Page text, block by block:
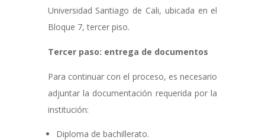
Universidad Santiago de Cali, ubicada en el
Bloque 7, tercer piso.
Tercer paso: entrega de documentos
Para continuar con el proceso, es necesario
adjuntar la documentación requerida por la
institución:
Diploma de bachillerato.